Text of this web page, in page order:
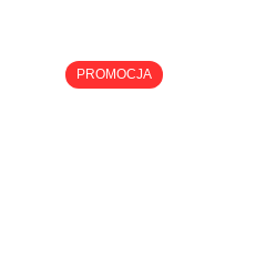
PROMOCJA